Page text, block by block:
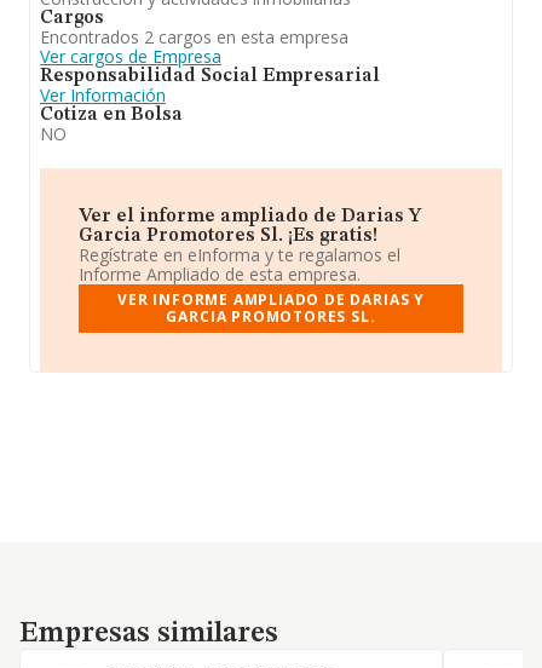
Cargos
Encontrados 2 cargos en esta empresa
Ver cargos de Empresa
Responsabilidad Social Empresarial
Ver Información
Cotiza en Bolsa
NO
Ver el informe ampliado de Darias Y
Garcia Promotores Sl. ¡Es gratis!
Regístrate en eInforma y te regalamos el
Informe Ampliado de esta empresa.
VER INFORME AMPLIADO DE DARIAS Y
GARCIA PROMOTORES SL.
Empresas similares
Empresas similares